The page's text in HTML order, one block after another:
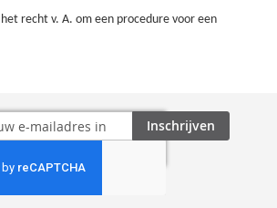
recht v. A. om een procedure voor een
Inschrijven